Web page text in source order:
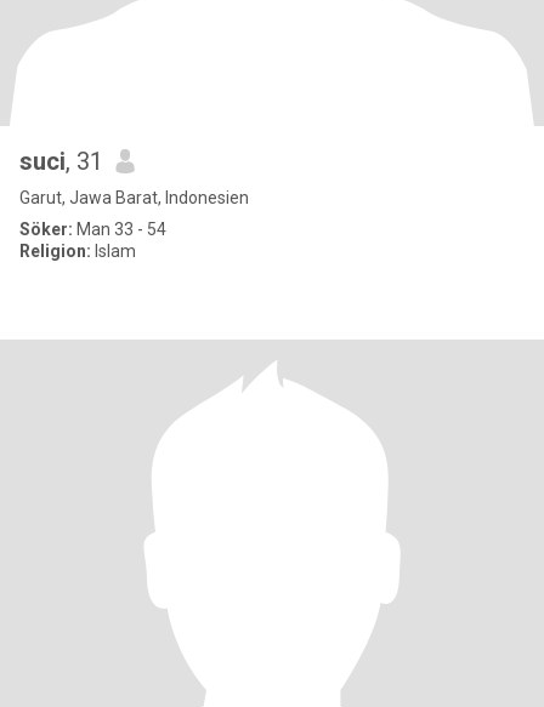
suci, 31
Garut, Jawa Barat, Indonesien
Söker: Man 33 - 54
Religion: Islam